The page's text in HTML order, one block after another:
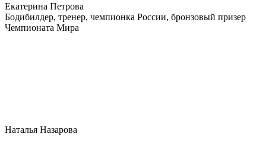
Екатерина Петрова
Бодибилдер, тренер, чемпионка России, бронзовый призер
Чемпионата Мира
Наталья Назарова